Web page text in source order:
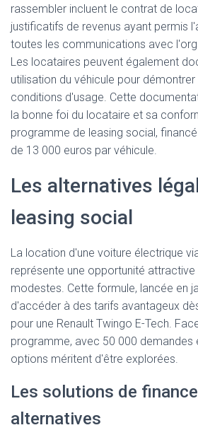
rassembler incluent le contrat de
justificatifs de revenus ayant permis
toutes les communications avec
Les locataires peuvent également
utilisation du véhicule pour
conditions d'usage. Cette
la bonne foi du locataire et sa
programme de leasing social,
de 13 000 euros par véhicule.
Les alternatives
leasing social
La location d'une voiture électrique
représente une opportunité
modestes. Cette formule, lancée en
d'accéder à des tarifs avantageux
pour une Renault Twingo E-Tech.
programme, avec 50 000 demandes
options méritent d'être explorées.
Les solutions de
alternatives